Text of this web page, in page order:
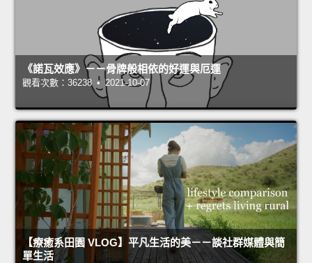
《諾瓦效應》－－骨牌般相依的好運與厄運
觀看次數：36238 • 2021-10-07
【療癒系田園 VLOG】平凡生活的美－－談社群媒體與簡
單生活